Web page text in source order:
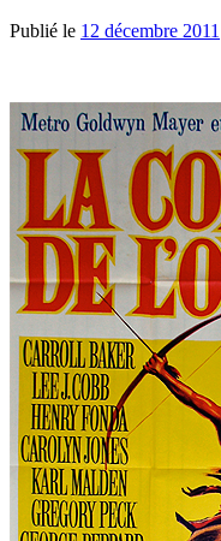
Publié le 12 décembre 2011